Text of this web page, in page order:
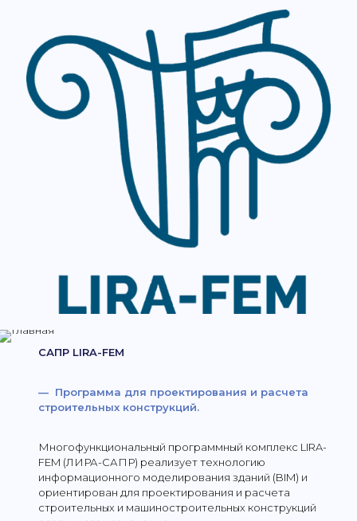
САПР LIRA-FEM
— Программа для проектирования и расчета
строительных конструкций.
Многофункциональный программный комплекс LIRA-
FEM (ЛИРА-САПР) реализует технологию
информационного моделирования зданий (BIM) и
ориентирован для проектирования и расчета
строительных и машиностроительных конструкций